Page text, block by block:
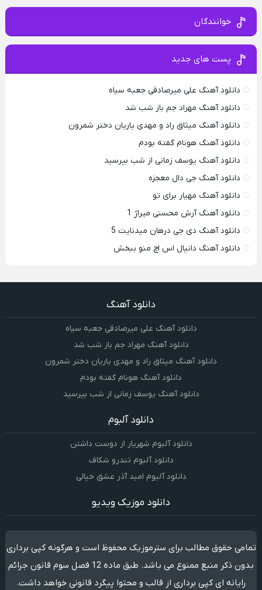
خوانندگان
پست های جدید
دانلود آهنگ علی میرصادقی جعبه سیاه
دانلود آهنگ مهراد جم باز شب شد
دانلود آهنگ میثاق راد و مهدی یاریان دختر شمرون
دانلود آهنگ هونام گفته بودم
دانلود آهنگ یوسف زمانی از شب بپرسید
دانلود آهنگ جی دال معجزه
دانلود آهنگ مهیار برای تو
دانلود آهنگ آرش محسنی میراژ 1
دانلود آهنگ دی جی درهان میدنایت 5
دانلود آهنگ دانیال اس اچ منو ببخش
دانلود آهنگ
دانلود آهنگ علی میرصادقی جعبه سیاه
دانلود آهنگ مهراد جم باز شب شد
دانلود آهنگ میثاق راد و مهدی یاریان دختر شمرون
دانلود آهنگ هونام گفته بودم
دانلود آهنگ یوسف زمانی از شب بپرسید
دانلود آلبوم
دانلود آلبوم شهریار از دوست داشتن
دانلود آلبوم تندرو شکاف
دانلود آلبوم امید آذر عشق خیالی
دانلود موزیک ویدیو
تمامی حقوق مطالب برای سترموزیک محفوظ است و هرگونه کپی برداری
بدون ذکر منبع ممنوع می باشد. طبق ماده 12 فصل سوم قانون جرائم
رایانه ای کپی برداری از قالب و محتوا پیگرد قانونی خواهد داشت.